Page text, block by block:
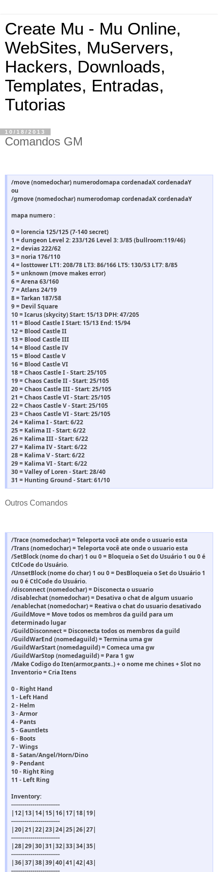
Create Mu - Mu Online,
WebSites, MuServers,
Hackers, Downloads,
Templates, Entradas,
Tutorias
10/18/2013
Comandos GM
/move (nomedochar) numerodomapa cordenadaX cordenadaY
ou
/gmove (nomedochar) numerodomap cordenadaX cordenadaY
mapa numero :
0 = lorencia 125/125 (7-140 secret)
1 = dungeon Level 2: 233/126 Level 3: 3/85 (bullroom:119/46)
2 = devias 222/62
3 = noria 176/110
4 = losttower LT1: 208/78 LT3: 86/166 LT5: 130/53 LT7: 8/85
5 = unknown (move makes error)
6 = Arena 63/160
7 = Atlans 24/19
8 = Tarkan 187/58
9 = Devil Square
10 = Icarus (skycity) Start: 15/13 DPH: 47/205
11 = Blood Castle I Start: 15/13 End: 15/94
12 = Blood Castle II
13 = Blood Castle III
14 = Blood Castle IV
15 = Blood Castle V
16 = Blood Castle VI
18 = Chaos Castle I - Start: 25/105
19 = Chaos Castle II - Start: 25/105
20 = Chaos Castle III - Start: 25/105
21 = Chaos Castle VI - Start: 25/105
22 = Chaos Castle V - Start: 25/105
23 = Chaos Castle VI - Start: 25/105
24 = Kalima I - Start: 6/22
25 = Kalima II - Start: 6/22
26 = Kalima III - Start: 6/22
27 = Kalima IV - Start: 6/22
28 = Kalima V - Start: 6/22
29 = Kalima VI - Start: 6/22
30 = Valley of Loren - Start: 28/40
31 = Hunting Ground - Start: 61/10
Outros Comandos
/Trace (nomedochar) = Teleporta você ate onde o usuario esta
/Trans (nomedochar) = Teleporta você ate onde o usuario esta
/SetBlock (nome do char) 1 ou 0 = Bloqueia o Set do Usuário 1 ou 0 é
CtlCode do Usuário.
/UnsetBlock (nome do char) 1 ou 0 = DesBloqueia o Set do Usuário 1
ou 0 é CtlCode do Usuário.
/disconnect (nomedochar) = Disconecta o usuario
/disablechat (nomedochar) = Desativa o chat de algum usuario
/enablechat (nomedochar) = Reativa o chat do usuario desativado
/GuildMove = Move todos os membros da guild para um
determinado lugar
/GuildDisconnect = Disconecta todos os membros da guild
/GuildWarEnd (nomedaguild) = Termina uma gw
/GuildWarStart (nomedaguild) = Comeca uma gw
/GuildWarStop (nomedaguild) = Para 1 gw
/Make Codigo do Iten(armor,pants..) + o nome me chines + Slot no
Inventorio = Cria Itens
0 - Right Hand
1 - Left Hand
2 - Helm
3 - Armor
4 - Pants
5 - Gauntlets
6 - Boots
7 - Wings
8 - Satan/Angel/Horn/Dino
9 - Pendant
10 - Right Ring
11 - Left Ring
Inventory:
-------------------------
|12|13|14|15|16|17|18|19|
-------------------------
|20|21|22|23|24|25|26|27|
-------------------------
|28|29|30|31|32|33|34|35|
-------------------------
|36|37|38|39|40|41|42|43|